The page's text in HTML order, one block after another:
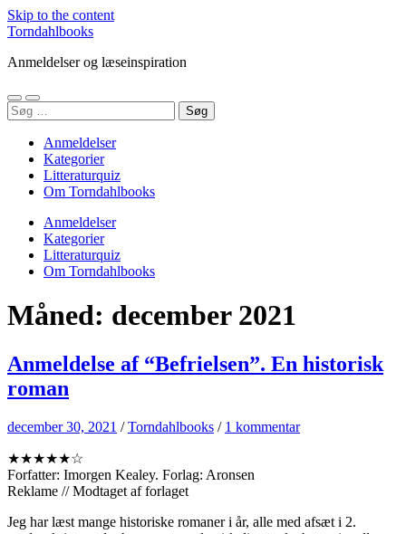
Skip to the content
Torndahlbooks
Anmeldelser og læseinspiration
Toggle
mobile
Toggle
search
Søg
efter:
Anmeldelser
Kategorier
Litteraturquiz
Om Torndahlbooks
Anmeldelser
Kategorier
Litteraturquiz
Om Torndahlbooks
Måned: december 2021
Anmeldelse af “Befrielsen”. En historisk
roman
december 30, 2021 /Torndahlbooks / 1 kommentar
★★★★★☆
Forfatter: Imorgen Kealey. Forlag: Aronsen
Reklame // Modtaget af forlaget
Jeg har læst mange historiske romaner i år, alle med afsæt i 2.